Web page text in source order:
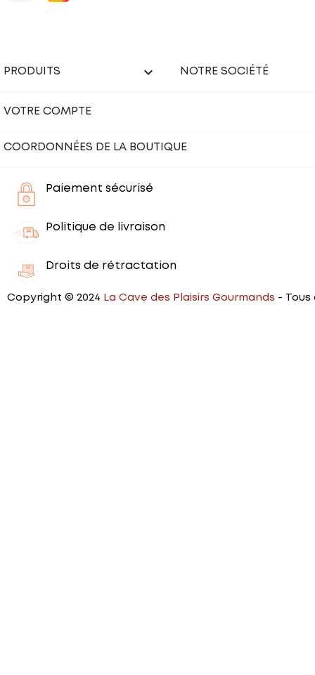
PRODUITS  NOTRE SOCIÉTÉ
VOTRE COMPTE
COORDONNÉES DE LA BOUTIQUE
Paiement sécurisé
Politique de livraison
Droits de rétractation
Copyright © 2024 La Cave des Plaisirs Gourmands - Tous